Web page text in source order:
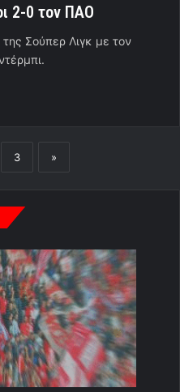
2-0 τον ΠΑΟ
Σούπερ Λιγκ με τον
3 »